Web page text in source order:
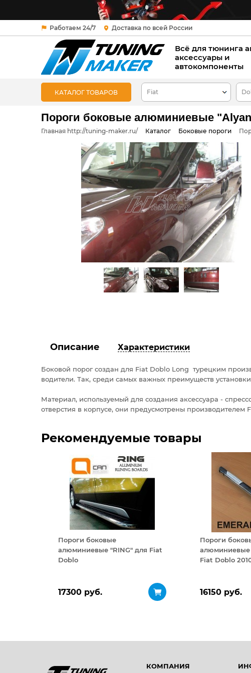
Работаем 24/7 Доставка по всей России
Всё для тюнинга
аксессуары и
автокомпоненты
КАТАЛОГ ТОВАРОВ
Пороги боковые алюминиевые
Главная http://tuning-maker.ru/ Каталог Боковые пороги
Описание Характеристики
Боковой порог создан для Fiat Doblo Long турецким
водители. Так, среди самых важных преимуществ
Материал, используемый для создания аксессуара -
отверстия в корпусе, они предусмотрены производителем
Рекомендуемые товары
Пороги боковые
алюминиевые "RING" для Fiat
Doblo
17300 руб.
Пороги
алюминиевые
Fiat Doblo
16150 руб.
КОМПАНИЯ